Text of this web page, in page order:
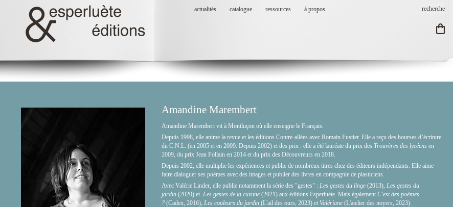
actualités catalogue ressources à propos
Amandine Marembert
Amandine Marembert vit à Montluçon où elle enseigne le Français.
Depuis 1998, elle anime la revue et les éditions Contre-allées avec Romain Fustier. Elle a reçu des bourses d’écriture
du C.N.L. (en 2005 et en 2009. Depuis 2002) et des prix : elle a été lauréate du prix des Trouvères des lycéens en
2009, du prix Jean Follain en 2014 et du prix des Découvreurs en 2018.
Depuis 2002, elle multiplie les expériences et publie de nombreux titres chez des éditeurs indépendants. Elle aime
faire dialoguer ses poèmes avec des images et publier des livres en compagnie de plasticiens.
Avec Valérie Linder, elle publie notamment la série des "gestes" : Les gestes du linge (2013), Les gestes du
jardin (2020) et Les gestes de la cuisine (2021) aux éditions Esperluète. Mais également C'est des poèmes
? (Cadex, 2016), Les couleurs du jardin (L'ail des ours, 2023) et Valériane (L'atelier des noyers, 2023).